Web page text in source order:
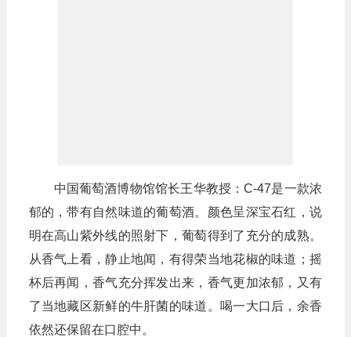
中国葡萄酒博物馆馆长王华教授：C-47是一款浓
郁的，带有自然味道的葡萄酒。颜色呈深宝石红，说
明在高山紫外线的照射下，葡萄得到了充分的成熟。
从香气上看，静止地闻，有得荣当地花椒的味道；摇
杯后再闻，香气充分挥发出来，香气更加浓郁，又有
了当地藏区新鲜的牛肝菌的味道。喝一大口后，余香
依然还保留在口腔中。